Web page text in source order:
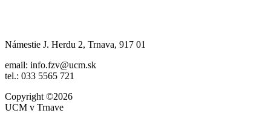
Námestie J. Herdu 2, Trnava, 917 01
email: info.fzv@ucm.sk
tel.: 033 5565 721
Copyright ©2026
UCM v Trnave